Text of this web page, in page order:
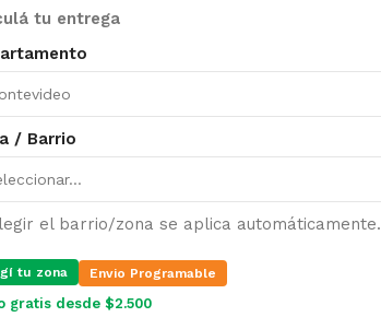
tu entrega
/ Barrio
el barrio/zona se aplica automáticamente.
tu zona Envio Programable
gratis desde $2.500